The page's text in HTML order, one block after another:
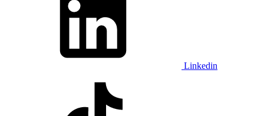
Linkedin